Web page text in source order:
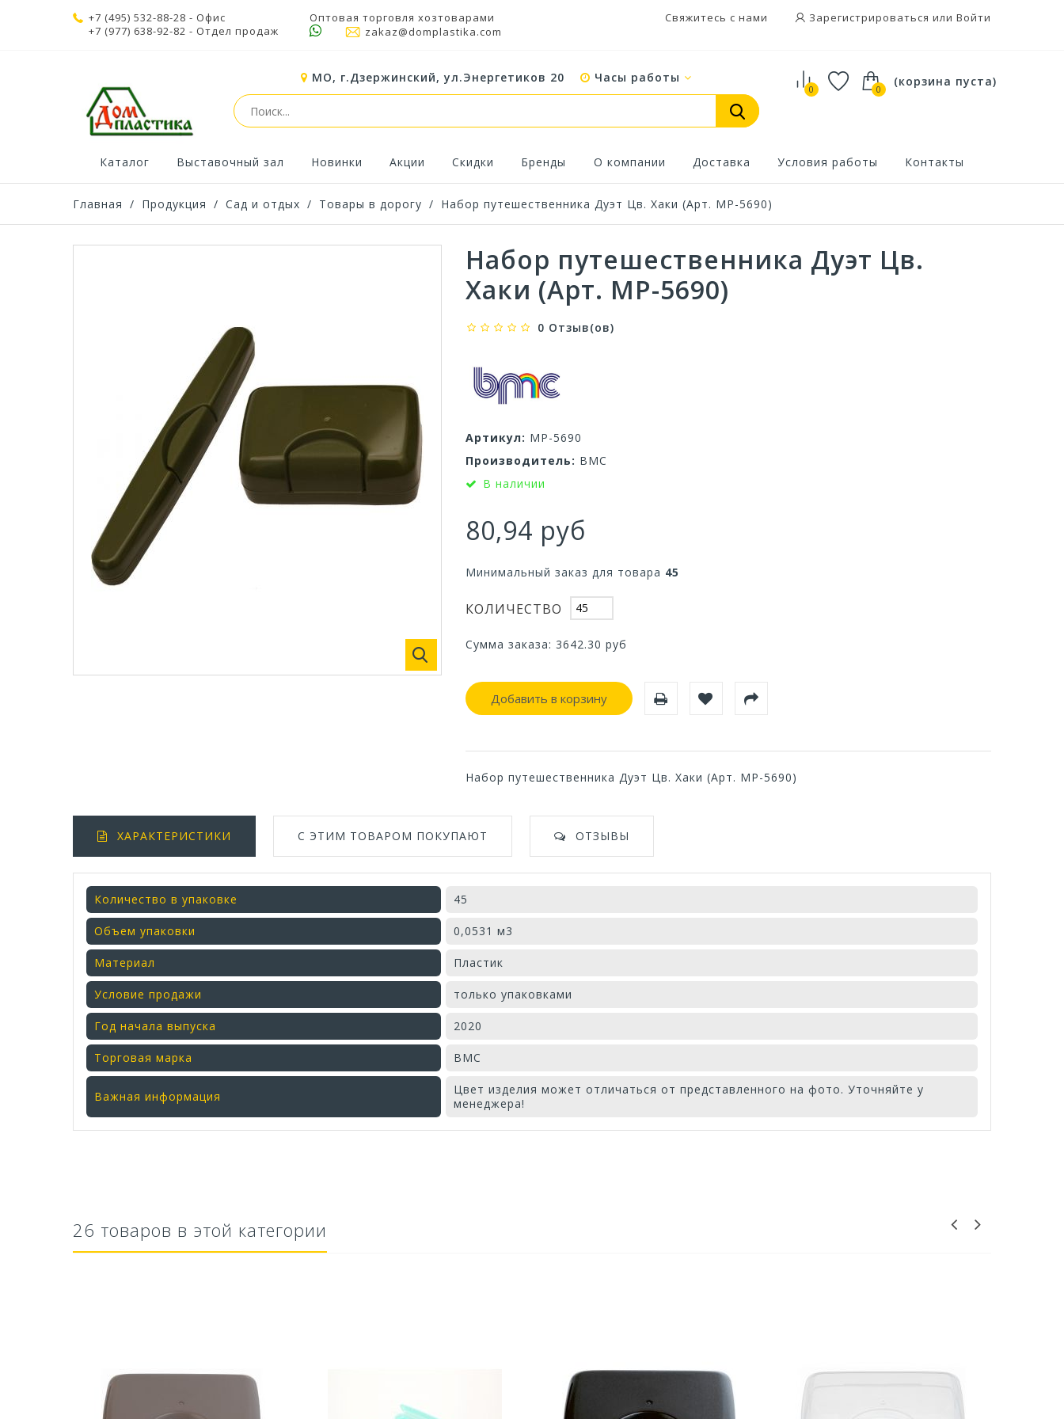
Свяжитесь с нами Зарегистрироваться или Войти
+7 (495) 532-88-28 - Офис
+7 (977) 638-92-82 - Отдел продаж
Оптовая торговля хозтоварами
zakaz@domplastika.com
0
(корзина пуста)
0
МО, г.Дзержинский, ул.Энергетиков 20 Часы работы
Каталог Выставочный зал Новинки Акции Скидки Бренды О компании Доставка Условия работы Контакты
Главная / Продукция / Сад и отдых / Товары в дорогу / Набор путешественника Дуэт Цв. Хаки (Арт. МР-5690)
Набор путешественника Дуэт Цв.
Хаки (Арт. МР-5690)
0 Отзыв(ов)
Артикул: МР-5690
Производитель: ВМС
В наличии
80,94 руб
Минимальный заказ для товара 45
КОЛИЧЕСТВО
Сумма заказа: 3642.30 руб
Добавить в корзину
Набор путешественника Дуэт Цв. Хаки (Арт. МР-5690)
ХАРАКТЕРИСТИКИ С ЭТИМ ТОВАРОМ ПОКУПАЮТ ОТЗЫВЫ
Количество в упаковке 45
Объем упаковки 0,0531 м3
Материал Пластик
Условие продажи только упаковками
Год начала выпуска 2020
Торговая марка ВМС
Важная информация
Цвет изделия может отличаться от представленного на фото. Уточняйте у
менеджера!
26 товаров в этой категории